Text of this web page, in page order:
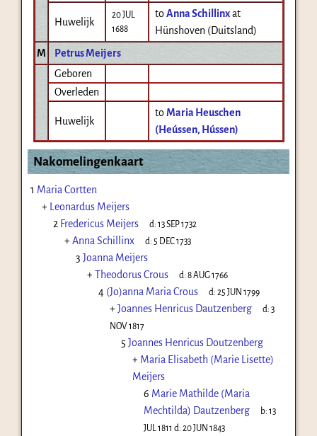
Huwelijk
20 JUL
1688
toAnna Schillinx at
Hünshoven (Duitsland)
M
Petrus Meijers
Geboren
Overleden
Huwelijk
toMaria Heuschen
(Heússen, Hússen)
Nakomelingenkaart
1 Maria Cortten
+ Leonardus Meijers
2 Fredericus Meijers d:13 SEP 1732
+Anna Schillinx d: 5 DEC 1733
3 Joanna Meijers
+Theodorus Crous d:8 AUG 1766
4 (Jo)anna Maria Crous d:25 JUN 1799
+Joannes Henricus Dautzenberg d:3
NOV 1817
5 Joannes Henricus Doutzenberg
+ Maria Elisabeth (Marie Lisette)
Meijers
6 Marie Mathilde (Maria
Mechtilda) Dautzenberg
b:13
JUL 1811 d: 20 JUN 1843